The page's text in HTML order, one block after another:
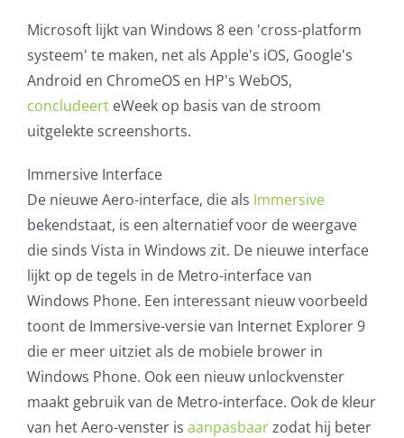
SLA overeenkomsten
Remote Help
WordPress SLA Contract
Contact
Microsoft lijkt van Windows 8 een 'cross-platform
systeem' te maken, net als Apple's iOS, Google's
Android en ChromeOS en HP's WebOS,
concludeerteWeek op basis van de stroom
uitgelekte screenshorts.
Immersive Interface
De nieuwe Aero-interface, die als Immersive
bekendstaat, is een alternatief voor de weergave
die sinds Vista in Windows zit. De nieuwe interface
lijkt op de tegels in de Metro-interface van
Windows Phone. Een interessant nieuw voorbeeld
toont de Immersive-versie van Internet Explorer 9
die er meer uitziet als de mobiele brower in
Windows Phone. Ook een nieuw unlockvenster
maakt gebruik van de Metro-interface. Ook de kleur
van het Aero-venster is aanpasbaarzodat hij beter